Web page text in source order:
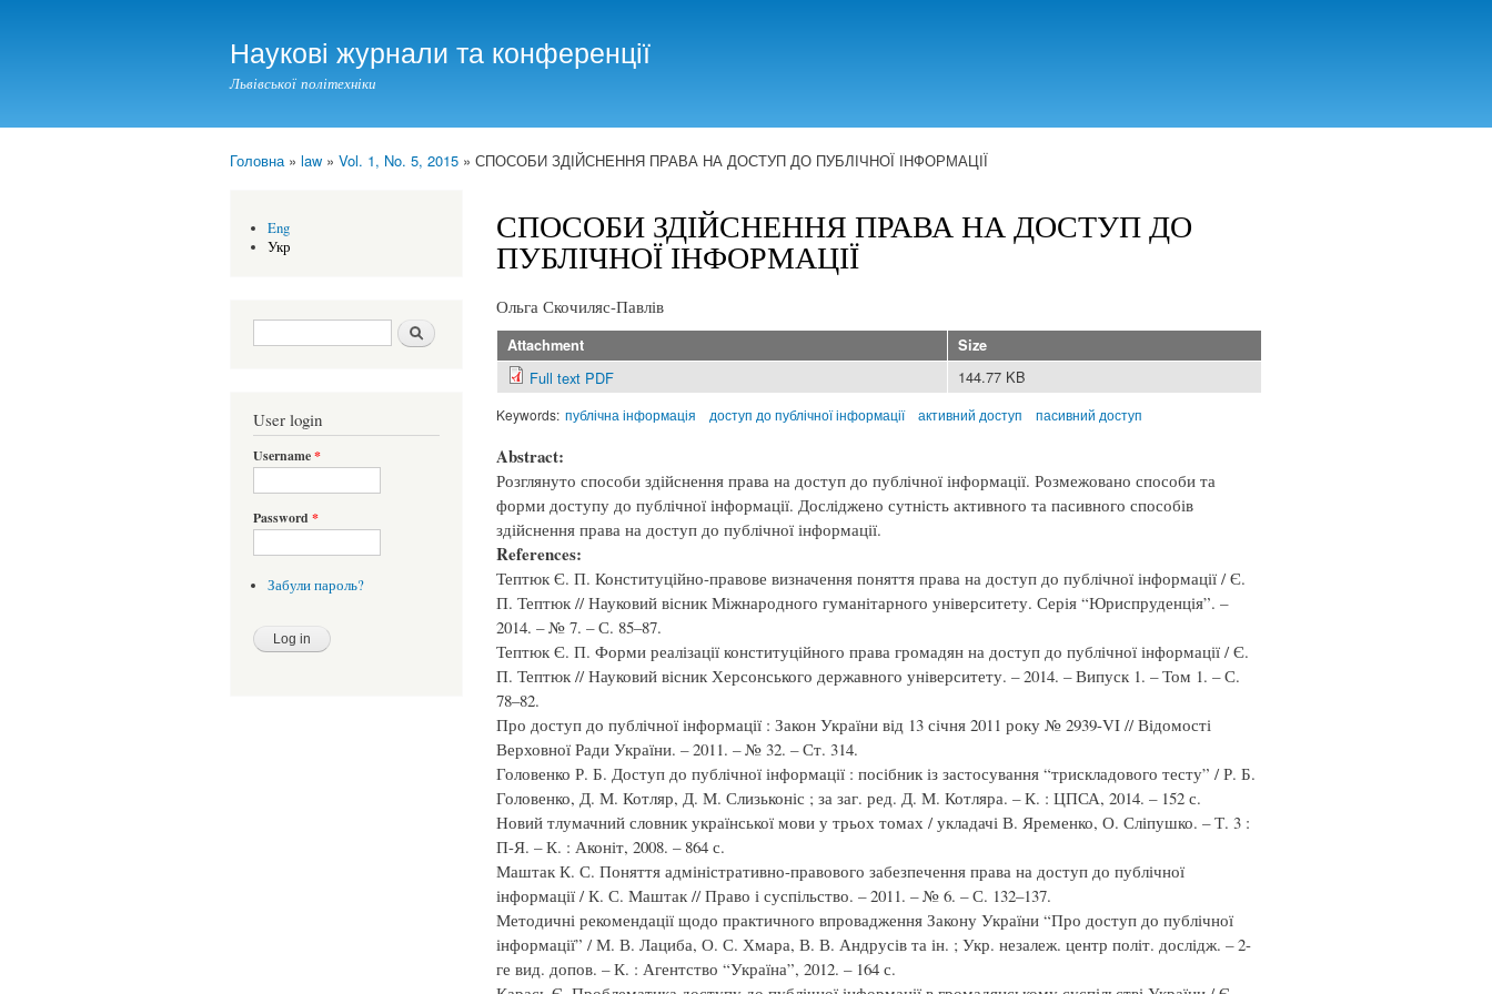
Наукові журнали та конференції
Львівської політехніки
Головна» law » Vol. 1, No. 5, 2015 » СПОСОБИ ЗДІЙСНЕННЯ ПРАВА НА ДОСТУП ДО ПУБЛІЧНОЇ ІНФОРМАЦІЇ
Eng
Укр
Search form Шукати
User login
Username*
Password *
Забули пароль?
СПОСОБИ ЗДІЙСНЕННЯ ПРАВА НА ДОСТУП ДО
ПУБЛІЧНОЇ ІНФОРМАЦІЇ
Ольга Скочиляс-Павлів
Attachment Size
Full text PDF 144.77 KB
Keywords: публічна інформація доступ до публічної інформації активний доступ пасивний доступ
Abstract:
Розглянуто способи здійснення права на доступ до публічної інформації. Розмежовано способи та
форми доступу до публічної інформації. Досліджено сутність активного та пасивного способів
здійснення права на доступ до публічної інформації.
References:
Тептюк Є. П. Конституційно-правове визначення поняття права на доступ до публічної інформації / Є.
П. Тептюк // Науковий вісник Міжнародного гуманітарного університету. Серія “Юриспруденція”. –
2014. – № 7. – С. 85–87.
Тептюк Є. П. Форми реалізації конституційного права громадян на доступ до публічної інформації / Є.
П. Тептюк // Науковий вісник Херсонського державного університету. – 2014. – Випуск 1. – Том 1. – С.
78–82.
Про доступ до публічної інформації : Закон України від 13 січня 2011 року № 2939-VI // Відомості
Верховної Ради України. – 2011. – № 32. – Ст. 314.
Головенко Р. Б. Доступ до публічної інформації : посібник із застосування “трискладового тесту” / Р. Б.
Головенко, Д. М. Котляр, Д. М. Слизьконіс ; за заг. ред. Д. М. Котляра. – К. : ЦПСА, 2014. – 152 с.
Новий тлумачний словник української мови у трьох томах / укладачі В. Яременко, О. Сліпушко. – Т. 3 :
П-Я. – К. : Аконіт, 2008. – 864 с.
Маштак К. С. Поняття адміністративно-правового забезпечення права на доступ до публічної
інформації / К. С. Маштак // Право і суспільство. – 2011. – № 6. – С. 132–137.
Методичні рекомендації щодо практичного впровадження Закону України “Про доступ до публічної
інформації” / М. В. Лациба, О. С. Хмара, В. В. Андрусів та ін. ; Укр. незалеж. центр політ. дослідж. – 2-
ге вид. допов. – К. : Агентство “Україна”, 2012. – 164 с.